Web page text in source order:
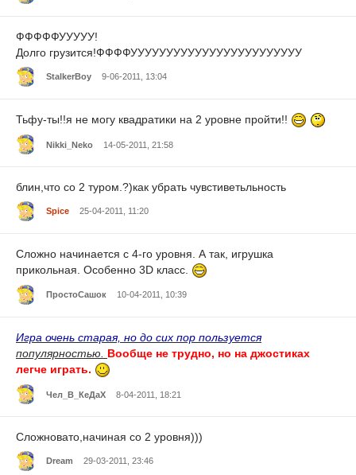
ФФФФФУУУУУ!
Долго грузится!ФФФФУУУУУУУУУУУУУУУУУУУУУУУУ
StalkerBoy 9-06-2011, 13:04
Тьфу-ты!!я не могу квадратики на 2 уровне пройти!!
Nikki_Neko 14-05-2011, 21:58
блин,что со 2 туром.?)как убрать чувстиветьльность
Spice 25-04-2011, 11:20
Сложно начинается с 4-го уровня. А так, игрушка
прикольная. Особенно 3D класс.
ПростоСашок 10-04-2011, 10:39
Игра очень старая, но до сих пор пользуется
популярностью. Вообще не трудно, но на джостиках
легче играть.
Чел_В_КеДаХ 8-04-2011, 18:21
Сложновато,начиная со 2 уровня)))
Dream 29-03-2011, 23:46